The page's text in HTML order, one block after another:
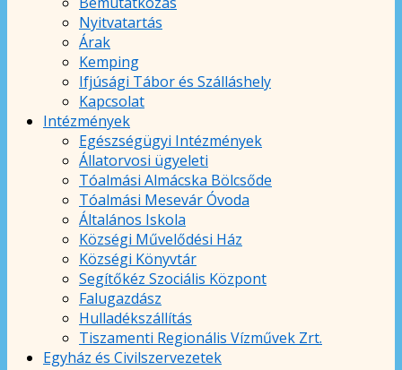
Nyitvatartás
Árak
Kemping
Ifjúsági Tábor és Szálláshely
Kapcsolat
Intézmények
Egészségügyi Intézmények
Állatorvosi ügyeleti
Tóalmási Almácska Bölcsőde
Tóalmási Mesevár Óvoda
Általános Iskola
Községi Művelődési Ház
Községi Könyvtár
Segítőkéz Szociális Központ
Falugazdász
Hulladékszállítás
Tiszamenti Regionális Vízművek Zrt.
Egyház és Civilszervezetek